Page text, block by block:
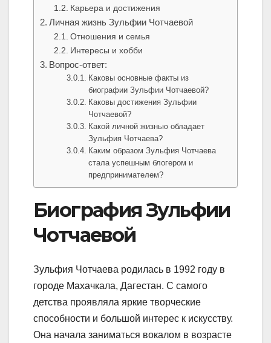
Карьера и достижения
Личная жизнь Зульфии Чотчаевой
Отношения и семья
Интересы и хобби
Вопрос-ответ:
Каковы основные факты из
биографии Зульфии Чотчаевой?
Каковы достижения Зульфии
Чотчаевой?
Какой личной жизнью обладает
Зульфия Чотчаева?
Каким образом Зульфия Чотчаева
стала успешным блогером и
предпринимателем?
Биография Зульфии
Чотчаевой
Зульфия Чотчаева родилась в 1992 году в
городе Махачкала, Дагестан. С самого
детства проявляла яркие творческие
способности и большой интерес к искусству.
Она начала заниматься вокалом в возрасте